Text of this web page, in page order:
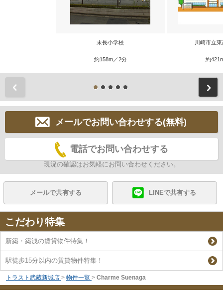
末長小学校
約158m／2分
川崎市立
約
メールでお問い合わせする(無料)
電話でお問い合わせする
現況の確認はお気軽にお問い合わせください。
メールで共有する LINEで共有する
こだわり特集
新築・築浅の賃貸物件特集！
駅徒歩15分以内の賃貸物件特集！
トラスト武蔵新城店 > 物件一覧 > Charme Suenaga